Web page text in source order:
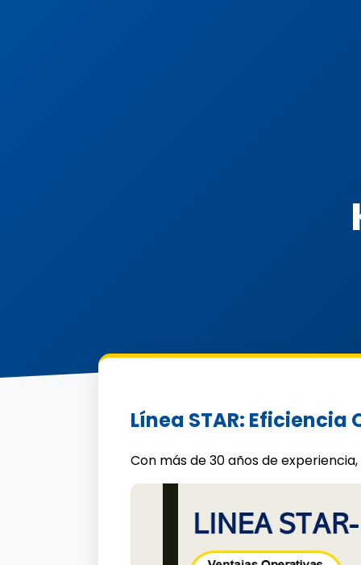
Línea STAR: Eficiencia
Con más de 30 años de